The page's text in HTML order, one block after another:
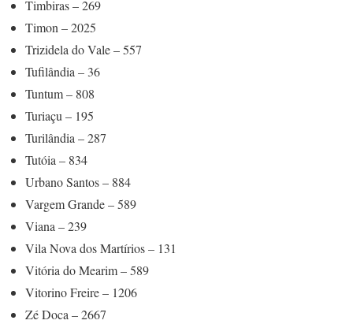
Timbiras – 269
Timon – 2025
Trizidela do Vale – 557
Tufilândia – 36
Tuntum – 808
Turiaçu – 195
Turilândia – 287
Tutóia – 834
Urbano Santos – 884
Vargem Grande – 589
Viana – 239
Vila Nova dos Martírios – 131
Vitória do Mearim – 589
Vitorino Freire – 1206
Zé Doca – 2667